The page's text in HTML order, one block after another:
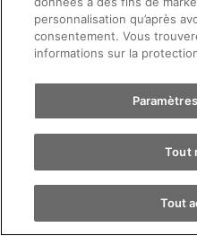
La promesse
personnalisation qu’après
consentement. Vous
informations sur la
Tout
Tout